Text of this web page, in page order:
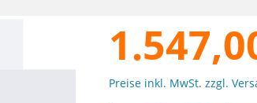
Preise inkl. MwSt. zzgl.